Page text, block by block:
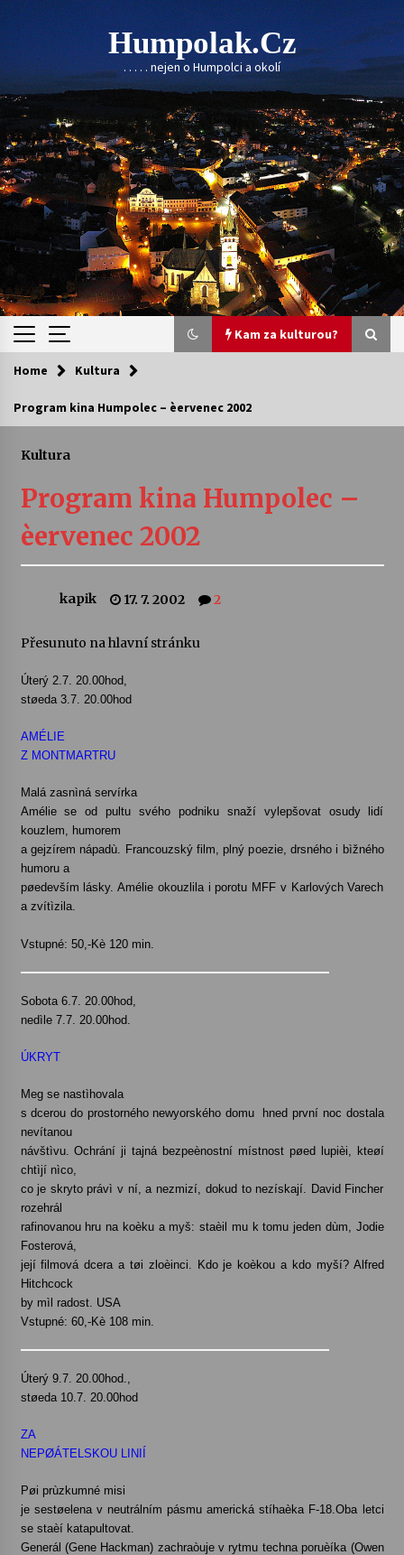
Skip
to
content
Humpolak.cz
. . . . . nejen o Humpolci a okolí
Kam za kulturou?
Kam za kulturou?
Vernisáž výstavy Josefíny Duškové: Stávám se
kapkou
Veselí muzikanti
Pozvánka na integrační festival Quijotova
šedesátka: 28. 7.–1. 8. 2026
28. 7. 2026
Votavžatský ploty
22. 7. 2026
Vysočinka
Ozvěny prázdnin
14. 7. 2026
odkaz Josefa Čapka
Varhanní recitál Michala Novenka v Klášteře
Želiv
Home Kultura
Program kina Humpolec – èervenec 2002
Kultura
Program kina Humpolec –
èervenec 2002
kapik 17. 7. 2002 2
Přesunuto na hlavní stránku
Úterý 2.7. 20.00hod,
støeda 3.7. 20.00hod
AMÉLIE
Z MONTMARTRU
Malá zasnìná servírka
Amélie se od pultu svého podniku snaží vylepšovat osudy lidí
kouzlem, humorem
a gejzírem nápadù. Francouzský film, plný poezie, drsného i bìžného
humoru a
pøedevším lásky. Amélie okouzlila i porotu MFF v Karlových Varech
a zvítìzila.
Vstupné: 50,-Kè 120 min.
Sobota 6.7. 20.00hod,
nedìle 7.7. 20.00hod.
ÚKRYT
Meg se nastìhovala
s dcerou do prostorného newyorského domu  hned první noc dostala
nevítanou
návštìvu. Ochrání ji tajná bezpeènostní místnost pøed lupièi, kteøí
chtìjí nìco,
co je skryto právì v ní, a nezmizí, dokud to nezískají. David Fincher
rozehrál
rafinovanou hru na koèku a myš: staèil mu k tomu jeden dùm, Jodie
Fosterová,
její filmová dcera a tøi zloèinci. Kdo je koèkou a kdo myší? Alfred
Hitchcock
by mìl radost. USA
Vstupné: 60,-Kè 108 min.
Úterý 9.7. 20.00hod.,
støeda 10.7. 20.00hod
ZA
NEPØÁTELSKOU LINIÍ
Pøi prùzkumné misi
je sestøelena v neutrálním pásmu americká stíhaèka F-18.Oba letci
se staèí katapultovat.
Generál (Gene Hackman) zachraòuje v rytmu techna poruèíka (Owen